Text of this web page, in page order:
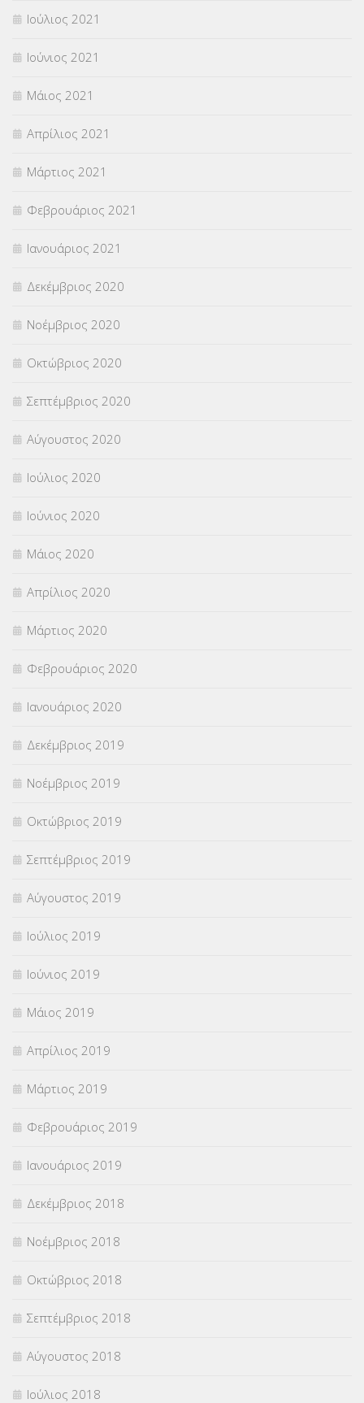
Ιούλιος 2021
Ιούνιος 2021
Μάιος 2021
Απρίλιος 2021
Μάρτιος 2021
Φεβρουάριος 2021
Ιανουάριος 2021
Δεκέμβριος 2020
Νοέμβριος 2020
Οκτώβριος 2020
Σεπτέμβριος 2020
Αύγουστος 2020
Ιούλιος 2020
Ιούνιος 2020
Μάιος 2020
Απρίλιος 2020
Μάρτιος 2020
Φεβρουάριος 2020
Ιανουάριος 2020
Δεκέμβριος 2019
Νοέμβριος 2019
Οκτώβριος 2019
Σεπτέμβριος 2019
Αύγουστος 2019
Ιούλιος 2019
Ιούνιος 2019
Μάιος 2019
Απρίλιος 2019
Μάρτιος 2019
Φεβρουάριος 2019
Ιανουάριος 2019
Δεκέμβριος 2018
Νοέμβριος 2018
Οκτώβριος 2018
Σεπτέμβριος 2018
Αύγουστος 2018
Ιούλιος 2018